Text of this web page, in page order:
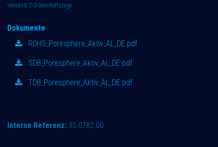
Versand: 2-3 Geschäftstage
Dokumente
ROHS_Poresphere_Aktiv_AL_DE.pdf
SDB_Poresphere_Aktiv_AL_DE.pdf
TDB_Poresphere_Aktiv_AL_DE.pdf
Interne Referenz: 35.0782.00